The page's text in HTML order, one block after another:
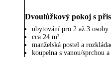
Dvoulůžkový pokoj s
ubytování pro 2 až 3 osoby
cca 24 m²
manželská postel a
koupelna s vanou/sprchou